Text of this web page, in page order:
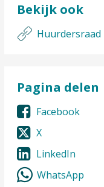
Bekijk ook
Huurdersraad
Pagina delen
Facebook
X
LinkedIn
WhatsApp